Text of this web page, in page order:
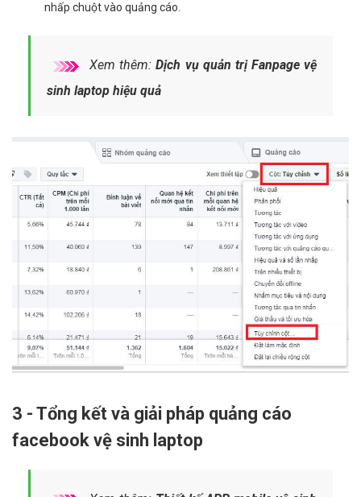
nhấp chuột vào quảng cáo.
Xem thêm:Dịch vụ quản trị Fanpage vệ
sinh laptop hiệu quả
3 - Tổng kết và giải pháp quảng cáo
facebook vệ sinh laptop